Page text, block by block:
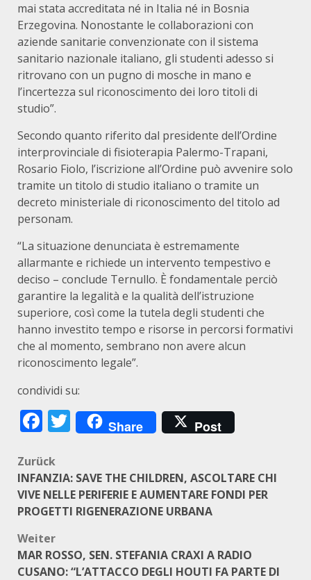
mai stata accreditata né in Italia né in Bosnia
Erzegovina. Nonostante le collaborazioni con
aziende sanitarie convenzionate con il sistema
sanitario nazionale italiano, gli studenti adesso si
ritrovano con un pugno di mosche in mano e
l’incertezza sul riconoscimento dei loro titoli di
studio”.
Secondo quanto riferito dal presidente dell’Ordine
interprovinciale di fisioterapia Palermo-Trapani,
Rosario Fiolo, l’iscrizione all’Ordine può avvenire solo
tramite un titolo di studio italiano o tramite un
decreto ministeriale di riconoscimento del titolo ad
personam.
“La situazione denunciata è estremamente
allarmante e richiede un intervento tempestivo e
deciso – conclude Ternullo. È fondamentale perciò
garantire la legalità e la qualità dell’istruzione
superiore, così come la tutela degli studenti che
hanno investito tempo e risorse in percorsi formativi
che al momento, sembrano non avere alcun
riconoscimento legale”.
condividi su:
Facebook
Twitter
Share Post
Beitragsnavigation
Zurück
INFANZIA: SAVE THE CHILDREN, ASCOLTARE CHI
VIVE NELLE PERIFERIE E AUMENTARE FONDI PER
PROGETTI RIGENERAZIONE URBANA
Weiter
MAR ROSSO, SEN. STEFANIA CRAXI A RADIO
CUSANO: “L’ATTACCO DEGLI HOUTI FA PARTE DI